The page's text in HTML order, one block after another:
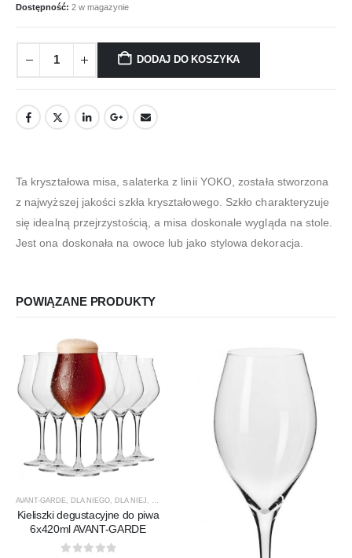
Dostępność: 2 w magazynie
DODAJ DO KOSZYKA
Ta kryształowa misa, salaterka z linii YOKO, została stworzona
z najwyższej jakości szkła kryształowego. Szkło charakteryzuje
się idealną przejrzystością, a misa doskonale wygląda na stole.
Jest ona doskonała na owoce lub jako stylowa dekoracja.
POWIĄZANE PRODUKTY
AVANT-GARDE DLA NIEGO DLA NIEJ KIELISZKI DO PIWA KROSNO GLASS
Kieliszki degustacyjne do piwa
6x420ml AVANT-GARDE